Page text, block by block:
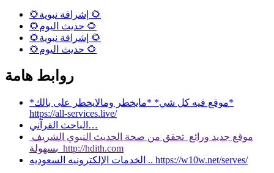
🌻إشراقة نبوية 🌻
🌻حديث اليوم 🌻
🌻إشراقة نبوية 🌻
🌻حديث اليوم 🌻
روابط هامة
*موقع فيه كل شي* *مايخطر ومالايخطر على بالك*
https://all-services.live/
الباحث القرآني…
موقع جديد ورائع تحقق من صحة الحديث النبوي الشريف
بسهولة http://hdith.com
الخدمات الإلكترونيه السعوديه .. https://w10w.net/serves/